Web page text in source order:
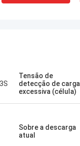
Tensão de
detecção de carga
excessiva (célula)
Sobre a descarga
atual